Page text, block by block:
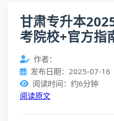
甘肃专升本
考院校+官方指
作者：
发布日期：2025-07-16
阅读时间：约6分钟
阅读原文